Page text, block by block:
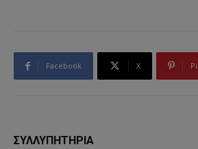
Facebook X
ΣΥΛΛΥΠΗΤΗΡΙΑ